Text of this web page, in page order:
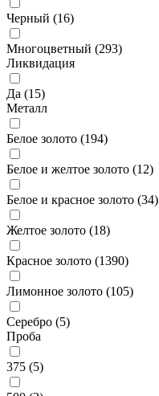
Черный (16)
Многоцветный (293)
Ликвидация
Да (15)
Металл
Белое золото (194)
Белое и желтое золото (12)
Белое и красное золото (34)
Желтое золото (18)
Красное золото (1390)
Лимонное золото (105)
Серебро (5)
Проба
375 (5)